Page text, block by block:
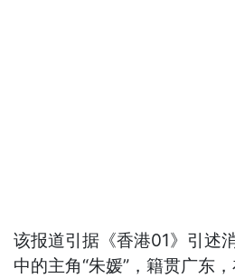
该报道引据《香港01》引述
中的主角“朱媛”，籍贯广东